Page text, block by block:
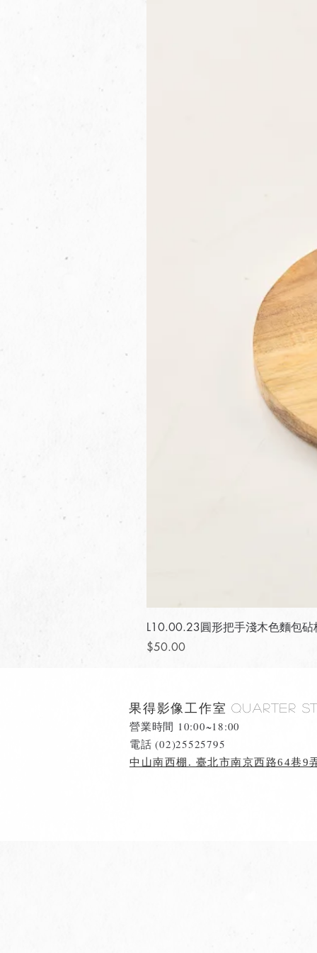
L10.00.23圓形把手淺木色麵包砧
價格
$50.00
果得影像工作室Quarter
營業時間 10:00~18:00
​電話 (02)25525795
中山南西棚. 臺北市南京西路64巷9